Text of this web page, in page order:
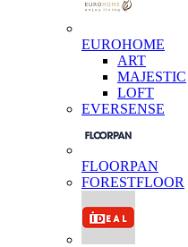
EUROHOME
ART
MAJESTIC
LOFT
EVERSENSE
FLOORPAN
FORESTFLOOR